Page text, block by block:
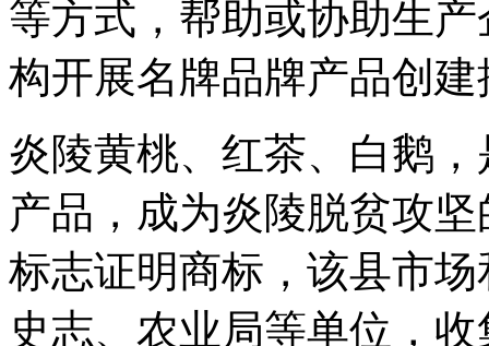
等方式，帮助或协助生
构开展名牌品牌产品创
炎陵黄桃、红茶、白鹅
产品，成为炎陵脱贫攻
标志证明商标，该县市
史志、农业局等单位，